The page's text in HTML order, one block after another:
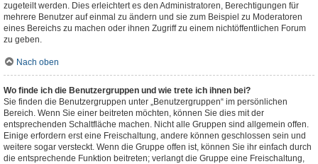
zugeteilt werden. Dies erleichtert es den Administratoren, Berechtigungen für
mehrere Benutzer auf einmal zu ändern und sie zum Beispiel zu Moderatoren
eines Bereichs zu machen oder ihnen Zugriff zu einem nichtöffentlichen Forum
zu geben.
Nach oben
Wo finde ich die Benutzergruppen und wie trete ich ihnen bei?
Sie finden die Benutzergruppen unter „Benutzergruppen“ im persönlichen
Bereich. Wenn Sie einer beitreten möchten, können Sie dies mit der
entsprechenden Schaltfläche machen. Nicht alle Gruppen sind allgemein offen.
Einige erfordern erst eine Freischaltung, andere können geschlossen sein und
weitere sogar versteckt. Wenn die Gruppe offen ist, können Sie ihr einfach durch
die entsprechende Funktion beitreten; verlangt die Gruppe eine Freischaltung,